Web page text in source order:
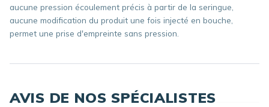
aucune pression écoulement précis à partir de la seringue,
aucune modification du produit une fois injecté en bouche,
permet une prise d'empreinte sans pression.
AVIS DE NOS SPÉCIALISTES